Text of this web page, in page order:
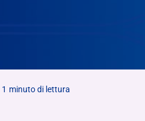
1 minuto di lettura